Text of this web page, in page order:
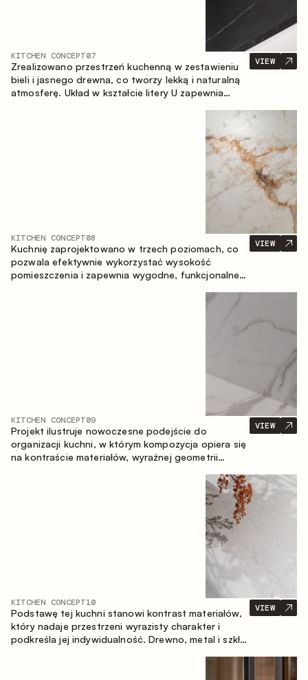
KITCHEN CONCEPT07
Zrealizowano przestrzeń kuchenną w zestawieniu
bieli i jasnego drewna, co tworzy lekką i naturalną
atmosferę. Układ w kształcie litery U zapewnia
użytkową, tworząc miejsce na szybkie śniadania i
VIEW
KITCHEN CONCEPT08
Kuchnię zaprojektowano w trzech poziomach, co
pozwala efektywnie wykorzystać wysokość
pomieszczenia i zapewnia wygodne, funkcjonalne
VIEW
KITCHEN CONCEPT09
Projekt ilustruje nowoczesne podejście do
organizacji kuchni, w którym kompozycja opiera się
na kontraście materiałów, wyraźnej geometrii
stref przechowywania. Układ prosty z wyspą
buduje logiczną strukturę przestrzeni oraz tworzy
wygodną oś komunikacyjną między strefami
VIEW
KITCHEN CONCEPT10
Podstawę tej kuchni stanowi kontrast materiałów,
który nadaje przestrzeni wyrazisty charakter i
podkreśla jej indywidualność. Drewno, metal i szkło
VIEW